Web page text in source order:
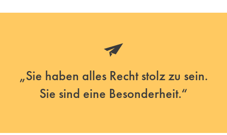
„Sie haben alles Recht stolz zu sein.
Sie sind eine Besonderheit.“